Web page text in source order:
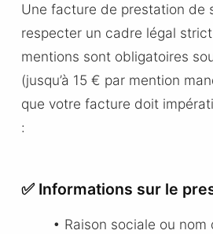
Une facture de prestation de
respecter un cadre légal
mentions sont obligatoires
(jusqu’à 15 € par mention
que votre facture doit
:
✅ Informations sur le
• Raison sociale ou nom